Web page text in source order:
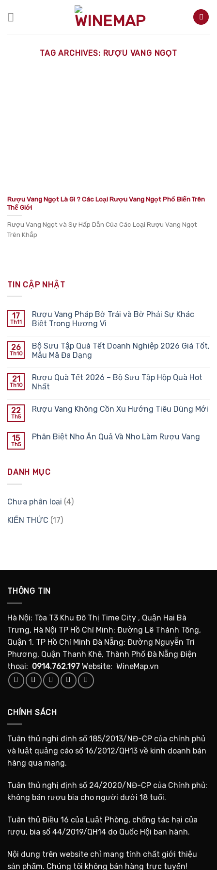
TAG ARCHIVES: RƯỢU VANG NGỌT
Rượu Vang Ngọt Là Gì ? Các Loại Rượu Vang Ngọt Phổ Biến Trên
Thế Giới
Rượu Vang Ngọt và Sự Hấp Dẫn Của Các Loại Rượu Vang Ngọt
Trên Khắp
TIN CẬP NHẬT
17
Th11
Rượu Vang Pháp Bờ Trái và Bờ Phải Sự Khác
Biệt Trong Hương Vị
26
Th10
Bộ Sưu Tập Quà Tết Doanh Nghiệp 2026 Giá Tốt,
Mẫu Mã Đa Dạng
21
Th10
Rượu Quà Tết 2026 – Bộ Sưu Tập Hộp Quà Hot
Nhất
22
Th5
Rượu Vang Không Cồn Xu Hướng Tiêu Dùng Mới
15
Th5
Phân Biệt Nho Ăn Quả Và Nho Làm Rượu Vang
DANH MỤC
Chưa phân loại (4)
KIẾN THỨC (17)
THÔNG TIN
Hà Nội: Tòa T3 Khu Đô Thị Time City , Quận Hai Bà
Trưng, Hà Nội TP Hồ Chí Minh: Đường Lê Thánh Tông,
Quận 1, TP Hồ Chí Minh Đà Nẵng: Đường Nguyễn Tri
Phương, Quận Thanh Khê, Thành Phố Đà Nẵng Điện
thoại: 0914.762.197 Website: WineMap.vn
CHÍNH SÁCH
Tuân thủ nghị định số 185/2013/NĐ-CP của chính phủ
và luật quảng cáo số 16/2012/QH13 về kinh doanh bán
hàng qua mạng.
Tuân thủ nghị định số 24/2020/NĐ-CP của Chính phủ:
không bán rượu bia cho người dưới 18 tuổi.
Tuân thủ Điều 16 của Luật Phòng, chống tác hại của
rượu, bia số 44/2019/QH14 do Quốc Hội ban hành.
Nội dung trên website chỉ mang tính chất giới thiệu
sản phẩm. Chúng tôi không bán hàng trực tuyến!